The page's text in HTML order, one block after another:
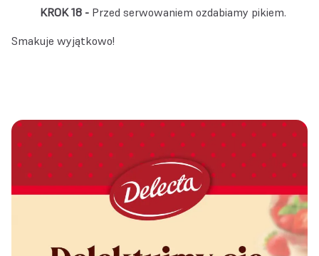
Przed serwowaniem ozdabiamy pikiem.
Smakuje wyjątkowo!